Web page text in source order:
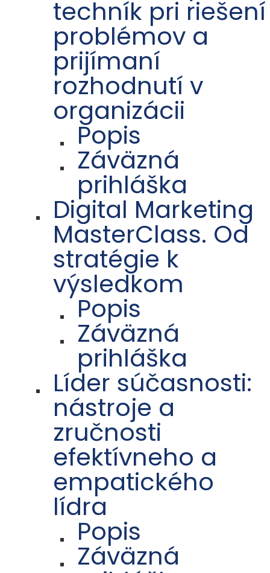
techník pri riešení
problémov a
prijímaní
rozhodnutí v
organizácii
Popis
Záväzná
prihláška
Digital Marketing
MasterClass. Od
stratégie k
výsledkom
Popis
Záväzná
prihláška
Líder súčasnosti:
nástroje a
zručnosti
efektívneho a
empatického
lídra
Popis
Záväzná